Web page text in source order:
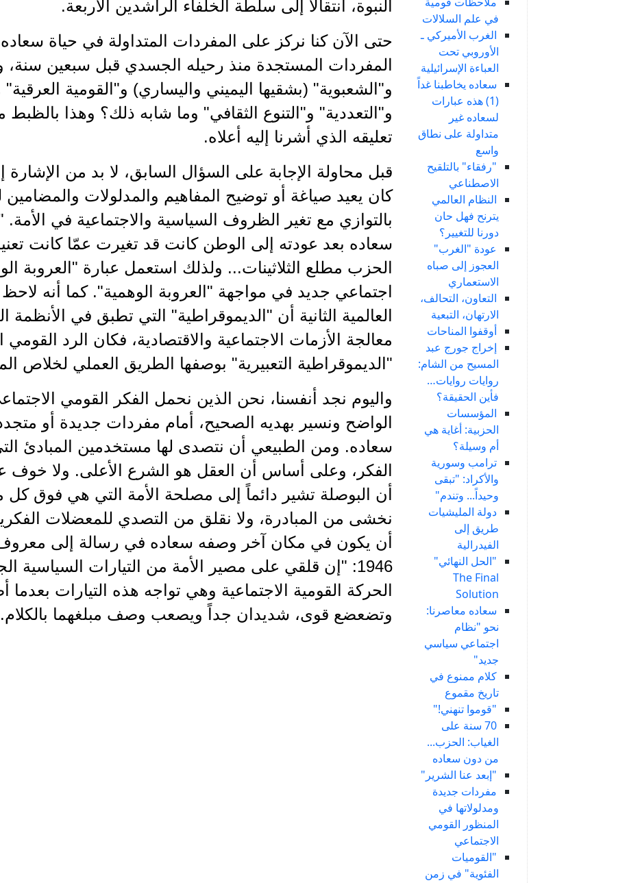
في علم السلالات
الغرب الأميركي ـ
الأوروبي تحت
العباءة الإسرائيلية
سعاده يخاطبنا غداً
(1) هذه عبارات
لسعاده غير
متداولة على نطاق
واسع
"رفقاء" بالتلقيح
الاصطناعي
النظام العالمي
يترنح فهل حان
دورنا للتغيير؟
عودة "الغرب"
العجوز إلى صباه
الاستعماري
التعاون، التحالف،
الارتهان، التبعية
أوقفوا المناحات
إخراج جورج عبد
المسيح من الشام:
روايات روايات…
فأين الحقيقة؟
المؤسسات
الحزبية: أغاية هي
أم وسيلة؟
ترامب وسورية
والأكراد: "تبقى
وحيداً... وتندم"
دولة المليشيات
طريق إلى
الفيدرالية
"الحل النهائي"
The Final
Solution
سعاده معاصرنا:
نحو "نظام
اجتماعي سياسي
جديد"
كلام ممنوع في
تاريخ مقموع
"قوموا تنهني!"
70 سنة على
الغياب: الحزب...
من دون سعاده
"إبعد عنا الشرير"
مفردات جديدة
ومدلولاتها في
المنظور القومي
الاجتماعي
"القوميات
الفئوية" في زمن
النبوة، انتقالاً إلى سلطة الخلفاء الراشدين الأربعة.
حتى الآن كنا نركز على المفردات المتداولة في حياة
المفردات المستجدة منذ رحيله الجسدي قبل سبعين سنة،
و"الشعبوية" (بشقيها اليميني واليساري) و"القومية
و"التعددية" و"التنوع الثقافي" وما شابه ذلك؟ وهذا
تعليقه الذي أشرنا إليه أعلاه.
قبل محاولة الإجابة على السؤال السابق، لا بد من
كان يعيد صياغة أو توضيح المفاهيم والمدلولات
بالتوازي مع تغير الظروف السياسية والاجتماعية في الأمة.
سعاده بعد عودته إلى الوطن كانت قد تغيرت عمّا كانت
الحزب مطلع الثلاثينات... ولذلك استعمل عبارة "العروبة
اجتماعي جديد في مواجهة "العروبة الوهمية". كما أنه
العالمية الثانية أن "الديموقراطية" التي تطبق في
معالجة الأزمات الاجتماعية والاقتصادية، فكان الرد
"الديموقراطية التعبيرية" بوصفها الطريق العملي لخلاص
واليوم نجد أنفسنا، نحن الذين نحمل الفكر القومي
الواضح ونسير بهديه الصحيح، أمام مفردات جديدة أو
سعاده. ومن الطبيعي أن نتصدى لها مستخدمين المبادئ
الفكر، وعلى أساس أن العقل هو الشرع الأعلى. ولا خوف
أن البوصلة تشير دائماً إلى مصلحة الأمة التي هي فوق
نخشى من المبادرة، ولا نقلق من التصدي للمعضلات
1946: "إن قلقي على مصير الأمة من التيارات
الحركة القومية الاجتماعية وهي تواجه هذه التيارات بعدما
وتضعضع قوى، شديدان جداً ويصعب وصف مبلغهما